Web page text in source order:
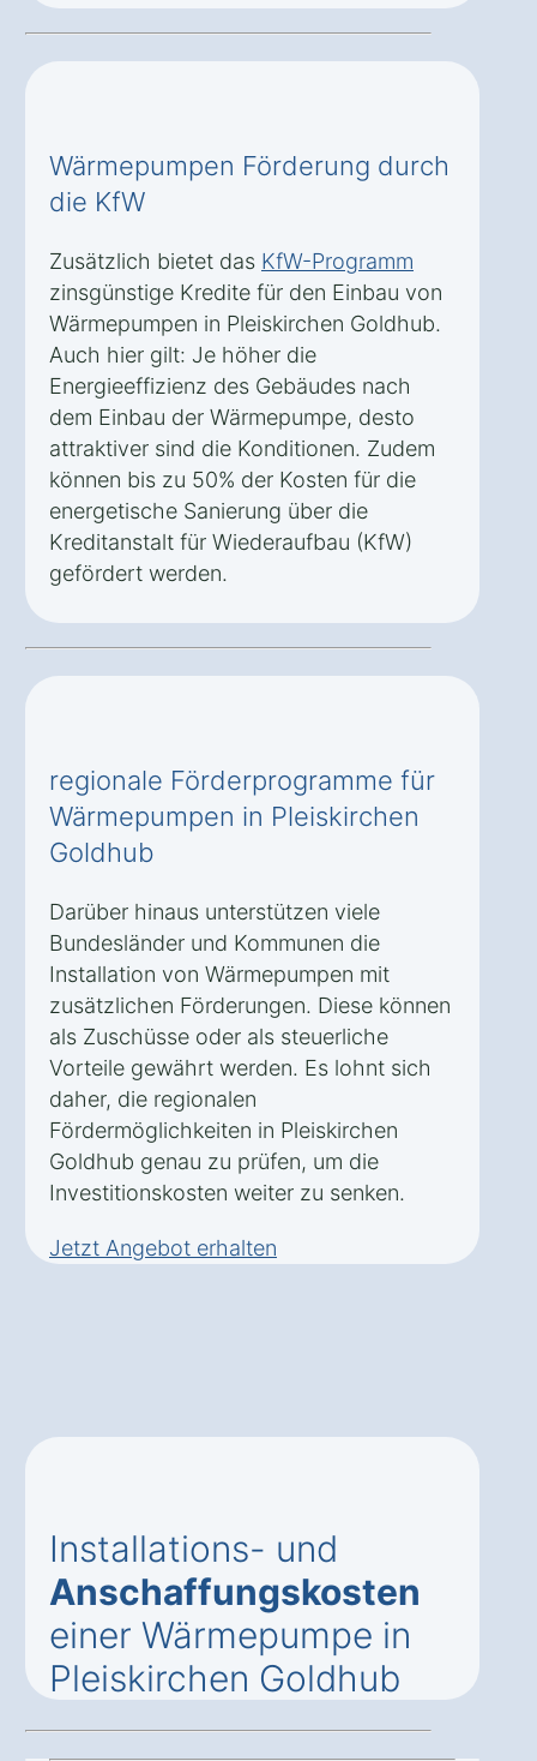
Wärmepumpen Förderung durch
die KfW
Zusätzlich bietet das KfW-Programm
zinsgünstige Kredite für den Einbau von
Wärmepumpen in Pleiskirchen Goldhub.
Auch hier gilt: Je höher die
Energieeffizienz des Gebäudes nach
dem Einbau der Wärmepumpe, desto
attraktiver sind die Konditionen. Zudem
können bis zu 50% der Kosten für die
energetische Sanierung über die
Kreditanstalt für Wiederaufbau (KfW)
gefördert werden.
regionale Förderprogramme für
Wärmepumpen in Pleiskirchen
Goldhub
Darüber hinaus unterstützen viele
Bundesländer und Kommunen die
Installation von Wärmepumpen mit
zusätzlichen Förderungen. Diese können
als Zuschüsse oder als steuerliche
Vorteile gewährt werden. Es lohnt sich
daher, die regionalen
Fördermöglichkeiten in Pleiskirchen
Goldhub genau zu prüfen, um die
Investitionskosten weiter zu senken.
Jetzt Angebot erhalten
Installations- und
Anschaffungskosten
einer Wärmepumpe in
Pleiskirchen Goldhub